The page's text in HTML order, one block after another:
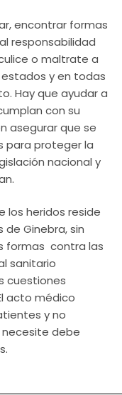
encontrar formas
responsabilidad
o maltrate a
y en todas
Hay que ayudar a
con su
asegurar que se
para proteger la
nacional y
los heridos reside
Ginebra, sin
formas  contra las
sanitario
cuestiones
acto médico
y no
debe